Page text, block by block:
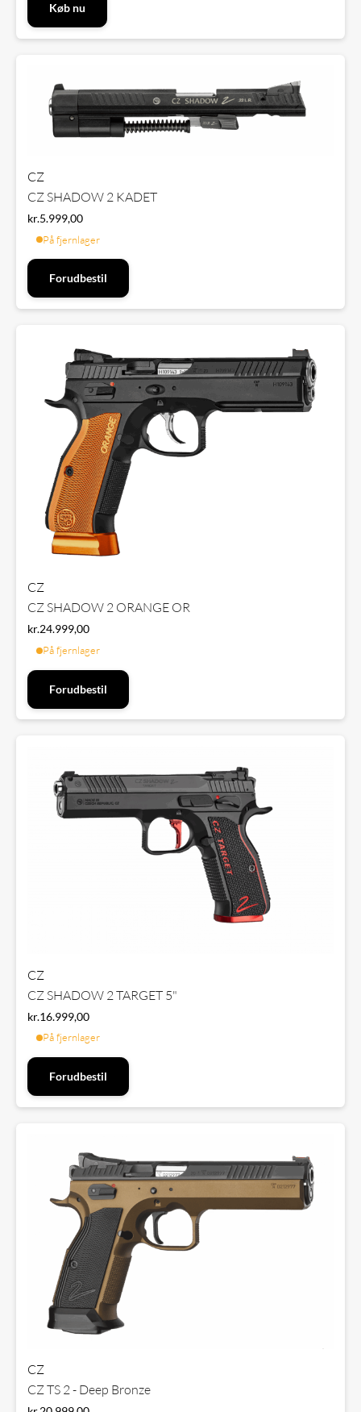
Køb nu
CZ
CZ SHADOW 2 KADET
kr.5.999,00
På fjernlager
Forudbestil
CZ
CZ SHADOW 2 ORANGE OR
kr.24.999,00
På fjernlager
Forudbestil
CZ
CZ SHADOW 2 TARGET 5"
kr.16.999,00
På fjernlager
Forudbestil
CZ
CZ TS 2 - Deep Bronze